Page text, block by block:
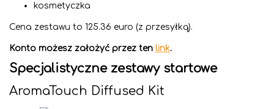
kosmetyczka
Cena zestawu to 125.36 euro (z przesyłką).
Konto możesz założyć przez ten link.
Specjalistyczne zestawy startowe
AromaTouch Diffused Kit